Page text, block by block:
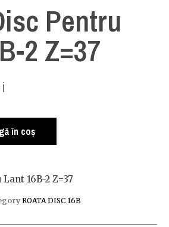
Pentru
2 Z=37
în coș
16B-2 Z=37
ROATA DISC 16B